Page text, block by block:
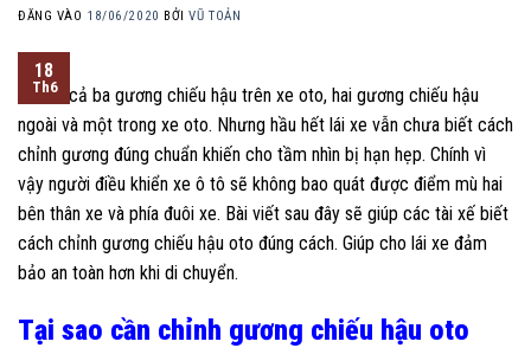
ĐĂNG VÀO 18/06/2020 BỞIVŨ TOẢN
18
Th6
Có tất cả ba gương chiếu hậu trên xe oto, hai gương chiếu hậu
ngoài và một trong xe oto. Nhưng hầu hết lái xe vẫn chưa biết cách
chỉnh gương đúng chuẩn khiến cho tầm nhìn bị hạn hẹp. Chính vì
vậy người điều khiển xe ô tô sẽ không bao quát được điểm mù hai
bên thân xe và phía đuôi xe. Bài viết sau đây sẽ giúp các tài xế biết
cách chỉnh gương chiếu hậu oto đúng cách. Giúp cho lái xe đảm
bảo an toàn hơn khi di chuyển.
Tại sao cần chỉnh gương chiếu hậu oto